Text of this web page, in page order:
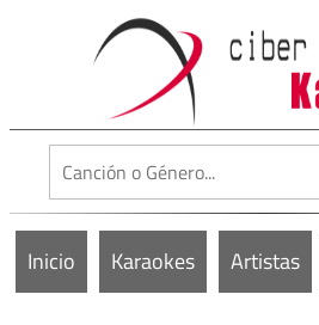
Inicio Karaokes Artistas